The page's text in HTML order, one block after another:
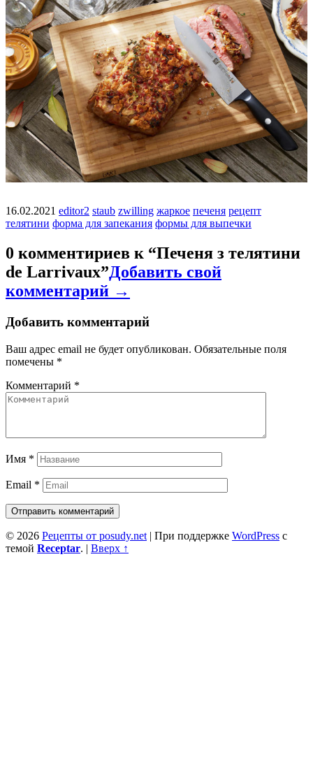
16.02.2021 editor2 staub zwilling жаркое печеня рецепт
телятини форма для запекания формы для выпечки
0 комментириев к “Печеня з телятини
de Larrivaux”Добавить свой
комментарий →
Добавить комментарий
Ваш адрес email не будет опубликован. Обязательные поля
помечены *
Комментарий *
Имя *
Email *
© 2026 Рецепты от posudy.net | При поддержке WordPress с
темой Receptar. | Вверх ↑